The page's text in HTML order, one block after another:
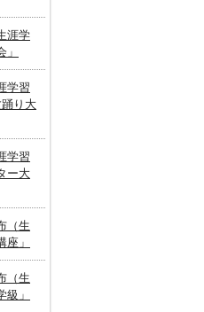
涯学
学習
り大
学習
ー大
（生
」
（生
」